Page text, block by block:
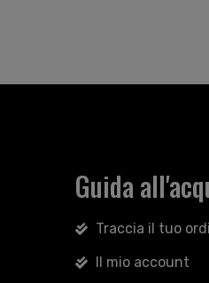
Guida
Traccia il tuo
Il mio account